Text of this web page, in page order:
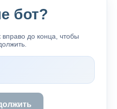
бот?
вправо до конца, чтобы